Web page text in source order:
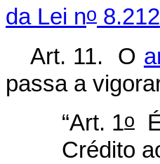
da Lei no
Art. 11. O
passa a
“Art. 1o
Crédito